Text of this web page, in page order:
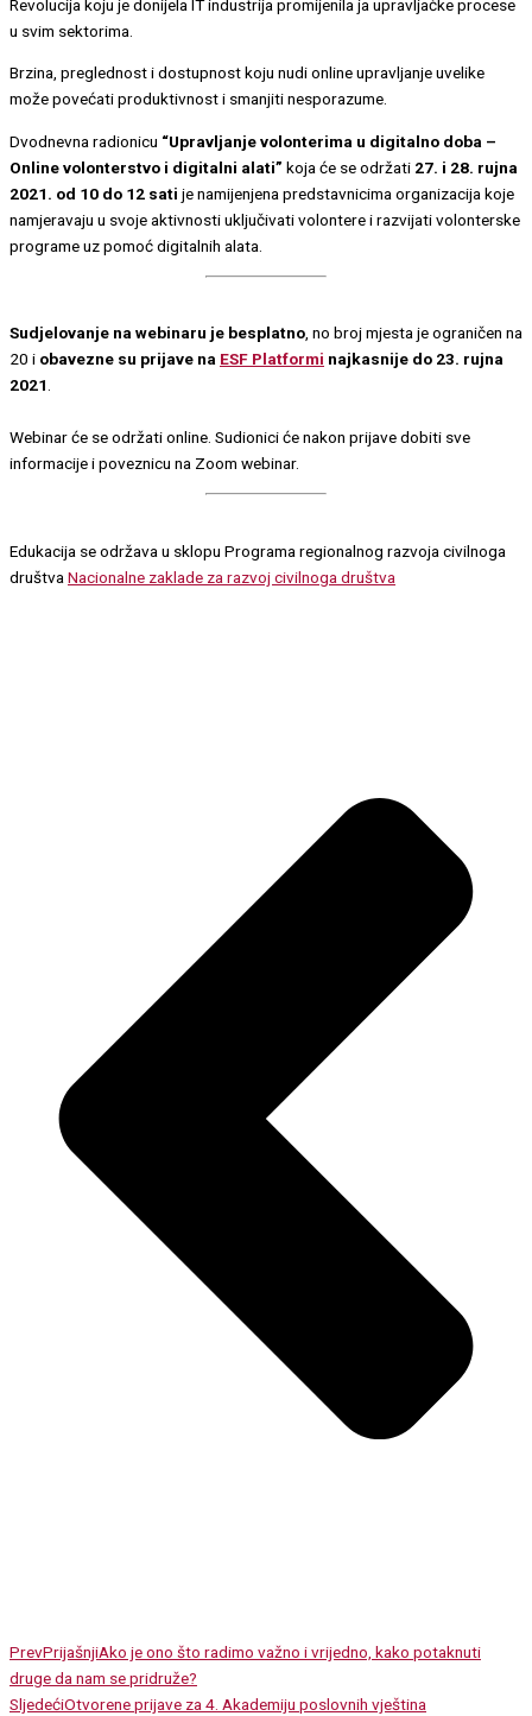
Revolucija koju je donijela IT industrija promijenila ja upravljačke procese
u svim sektorima.
Brzina, preglednost i dostupnost koju nudi online upravljanje uvelike
može povećati produktivnost i smanjiti nesporazume.
Dvodnevna radionicu “Upravljanje volonterima u digitalno doba –
Online volonterstvo i digitalni alati” koja će se održati 27. i 28. rujna
2021. od 10 do 12 sati je namijenjena predstavnicima organizacija koje
namjeravaju u svoje aktivnosti uključivati volontere i razvijati volonterske
programe uz pomoć digitalnih alata.
Sudjelovanje na webinaru je besplatno, no broj mjesta je ograničen na
20 i obavezne su prijave na ESF Platformi najkasnije do 23. rujna
2021.
Webinar će se održati online. Sudionici će nakon prijave dobiti sve
informacije i poveznicu na Zoom webinar.
Edukacija se održava u sklopu Programa regionalnog razvoja civilnoga
društva Nacionalne zaklade za razvoj civilnoga društva
PrevPrijašnjiAko je ono što radimo važno i vrijedno, kako potaknuti
druge da nam se pridruže?
SljedećiOtvorene prijave za 4. Akademiju poslovnih vještina